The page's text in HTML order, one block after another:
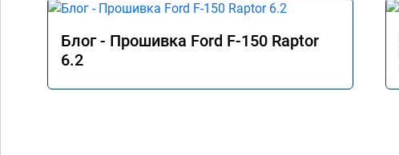
Блог - Прошивка Ford F-150 Raptor
6.2